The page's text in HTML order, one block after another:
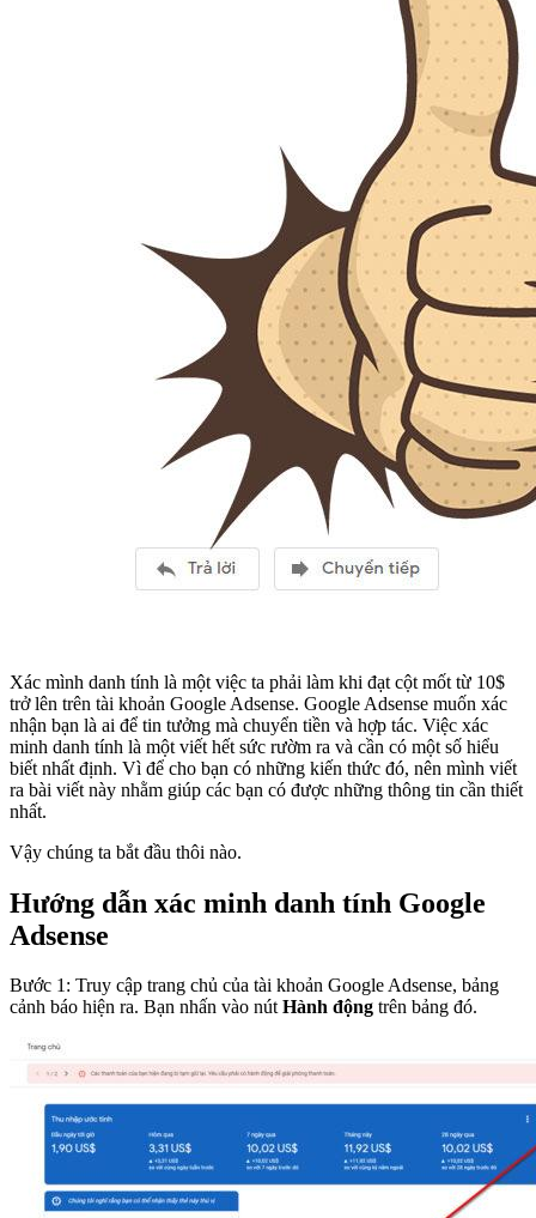
Xác mình danh tính là một việc ta phải làm khi đạt cột mốt từ 10$
trở lên trên tài khoản Google Adsense. Google Adsense muốn xác
nhận bạn là ai để tin tưởng mà chuyển tiền và hợp tác. Việc xác
minh danh tính là một viết hết sức rườm ra và cần có một số hiểu
biết nhất định. Vì để cho bạn có những kiến thức đó, nên mình viết
ra bài viết này nhằm giúp các bạn có được những thông tin cần thiết
nhất.
Vậy chúng ta bắt đầu thôi nào.
Hướng dẫn xác minh danh tính Google
Adsense
Bước 1: Truy cập trang chủ của tài khoản Google Adsense, bảng
cảnh báo hiện ra. Bạn nhấn vào nútHành động trên bảng đó.